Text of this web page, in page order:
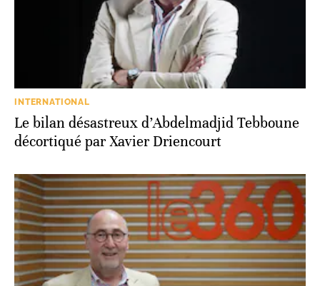
INTERNATIONAL
Le bilan désastreux d’Abdelmadjid Tebboune
décortiqué par Xavier Driencourt